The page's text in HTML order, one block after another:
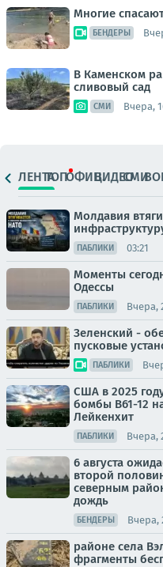
Многие
БЕНДЕРЫ
В Каменском
сливовый сад
СМИ Вчера,
ЛЕНТАТОПОФИЦ.ВИДЕОСМИ
Молдавия
ПАБЛИКИ 03:21
Моменты
Одессы
ПАБЛИКИ Вчера,
Зеленский -
пусковые
ПАБЛИКИ
США в 2025
бомбы B61-12
Лейкенхит
ПАБЛИКИ Вчера,
6 августа
второй
северным
дождь
БЕНДЕРЫ Вчера,
районе села
фрагменты